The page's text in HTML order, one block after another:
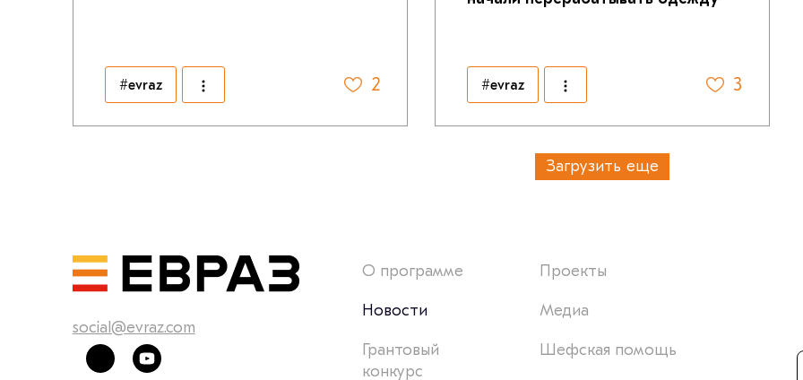
#evraz 2 #evraz 3
Загрузить еще
social@evraz.com
О программе Проекты
Новости Медиа
Грантовый
конкурс
Шефская помощь